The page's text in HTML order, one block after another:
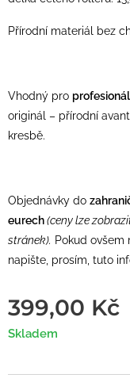
Přírodní materiál bez
Vhodný pro
originál – přírodní
kresbě.
Objednávky do
eurech(ceny lze
stránek). Pokud ovšem
napište, prosím, tuto
399,00 Kč
Skladem